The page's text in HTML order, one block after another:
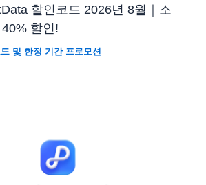
할인코드 2026년 8월｜소
할인!
및 한정 기간 프로모션